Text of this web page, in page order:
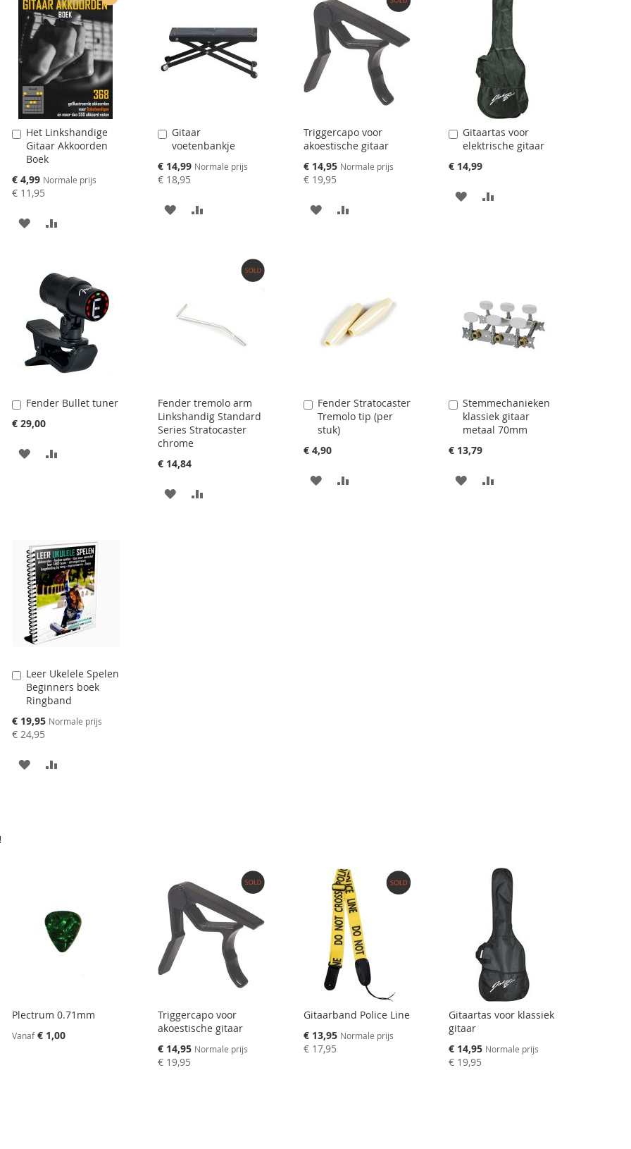
Het Linkshandige
Gitaar Akkoorden
Boek
Speciale
prijs
€ 4,99 Normale prijs
€ 11,95
Aan
winkelwagen
toevoegen
AAN
TOEVOEGEN
OM
TE
VERGELIJKEN
Gitaar
voetenbankje
Speciale
prijs
€ 14,99 Normale prijs
€ 18,95
Aan
winkelwagen
toevoegen
AAN
Triggercapo voor
akoestische gitaar
Speciale
prijs
€ 14,95 Normale prijs
€ 19,95
AAN
VERGELIJKEN
Gitaartas voor
elektrische gitaar
€ 14,99
Aan
winkelwagen
toevoegen
AAN
Fender Bullet tuner
€ 29,00
Aan
winkelwagen
toevoegen
AAN
VERGELIJKEN
Fender tremolo arm
Linkshandig Standard
Series Stratocaster
chrome
€ 14,84
AAN
Fender Stratocaster
Tremolo tip (per
stuk)
€ 4,90
Aan
winkelwagen
toevoegen
AAN
Stemmechanieken
klassiek gitaar
metaal 70mm
€ 13,79
Aan
winkelwagen
toevoegen
AAN
Leer Ukelele Spelen
Beginners boek
Ringband
Speciale
prijs
€ 19,95 Normale prijs
€ 24,95
Aan
winkelwagen
toevoegen
AAN
Plectrum 0.71mm
Vanaf € 1,00
Triggercapo voor
akoestische gitaar
Speciale
prijs
€ 14,95 Normale prijs
€ 19,95
Gitaarband Police Line
Speciale
prijs
€ 13,95 Normale prijs
€ 17,95
Gitaartas voor klassiek
gitaar
Speciale
prijs
€ 14,95 Normale prijs
€ 19,95